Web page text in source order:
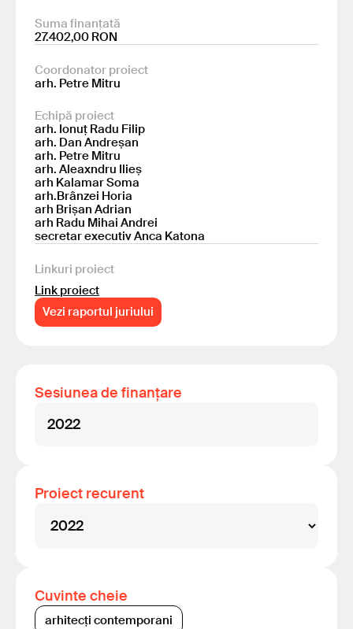
Suma finanțată
27.402,00 RON
Coordonator proiect
arh. Petre Mitru
Echipă proiect
arh. Ionuț Radu Filip
arh. Dan Andreșan
arh. Petre Mitru
arh. Aleaxndru Ilieș
arh Kalamar Soma
arh.Brânzei Horia
arh Brișan Adrian
arh Radu Mihai Andrei
secretar executiv Anca Katona
Linkuri proiect
Link proiect
Vezi raportul juriului
Sesiunea de finanțare
2022
Proiect recurent
Cuvinte cheie
arhitecți contemporani